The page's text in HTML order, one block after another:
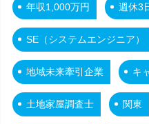
年収1,000万円 週休3
SE（システムエンジニア）
地域未来牽引企業 キ
土地家屋調査士 関東